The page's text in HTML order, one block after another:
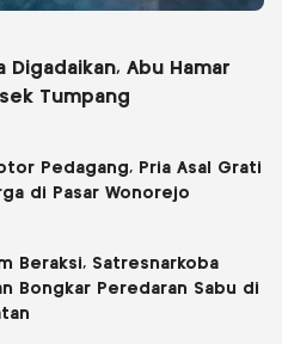
Digadaikan, Abu Hamar
Tumpang
Pedagang, Pria Asal Grati
di Pasar Wonorejo
Beraksi, Satresnarkoba
Bongkar Peredaran Sabu di